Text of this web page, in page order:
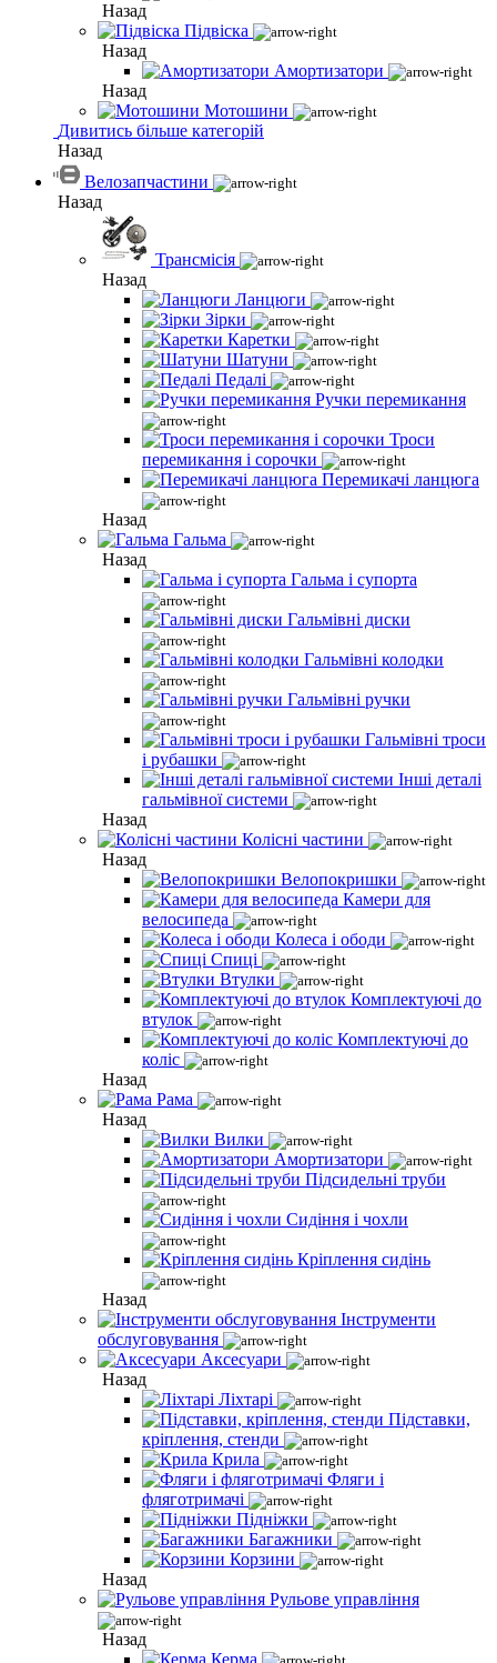
Назад
Підвіска
Назад
Амортизатори
Назад
Мотошини
Дивитись більше категорій
Назад
Велозапчастини
Назад
Трансмісія
Назад
Ланцюги
Зірки
Каретки
Шатуни
Педалі
Ручки перемикання
Троси
перемикання і сорочки
Перемикачі ланцюга
Назад
Гальма
Назад
Гальма і супорта
Гальмівні диски
Гальмівні колодки
Гальмівні ручки
Гальмівні троси
і рубашки
Інші деталі
гальмівної системи
Назад
Колісні частини
Назад
Велопокришки
Камери для
велосипеда
Колеса і ободи
Спиці
Втулки
Комплектуючі до
втулок
Комплектуючі до
коліс
Назад
Рама
Назад
Вилки
Амортизатори
Підсидельні труби
Сидіння і чохли
Кріплення сидінь
Назад
Інструменти
обслуговування
Аксесуари
Назад
Ліхтарі
Підставки,
кріплення, стенди
Крила
Фляги і
фляготримачі
Підніжки
Багажники
Корзини
Назад
Рульове управління
Назад
Керма